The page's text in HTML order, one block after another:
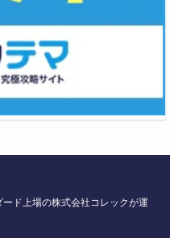
ド上場の株式会社コレックが運